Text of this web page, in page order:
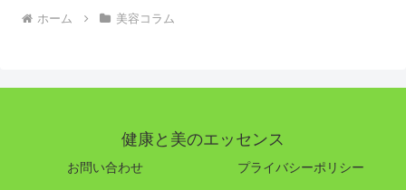
ホーム 美容コラム
健康と美のエッセンス
お問い合わせ プライバシーポリシー